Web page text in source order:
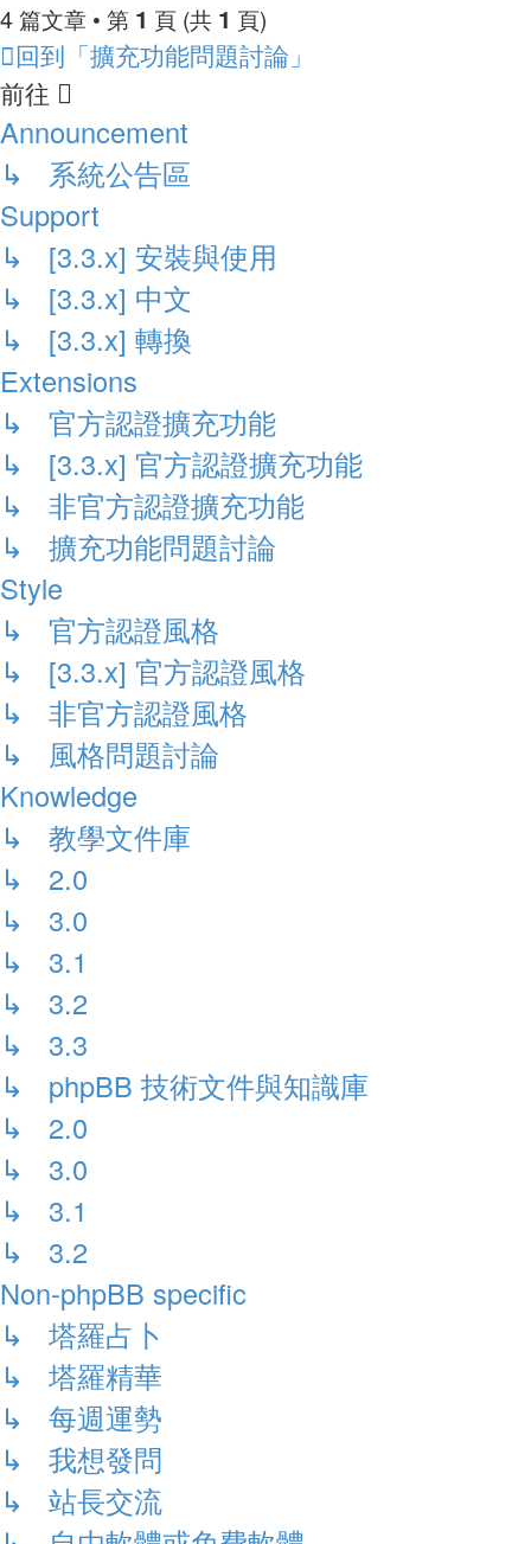
4 篇文章 • 第 1 頁 (共 1 頁)
回到「擴充功能問題討論」
前往
Announcement
↳ 系統公告區
Support
↳ [3.3.x] 安裝與使用
↳ [3.3.x] 中文
↳ [3.3.x] 轉換
Extensions
↳ 官方認證擴充功能
↳ [3.3.x] 官方認證擴充功能
↳ 非官方認證擴充功能
↳ 擴充功能問題討論
Style
↳ 官方認證風格
↳ [3.3.x] 官方認證風格
↳ 非官方認證風格
↳ 風格問題討論
Knowledge
↳ 教學文件庫
↳ 2.0
↳ 3.0
↳ 3.1
↳ 3.2
↳ 3.3
↳ phpBB 技術文件與知識庫
↳ 2.0
↳ 3.0
↳ 3.1
↳ 3.2
Non-phpBB specific
↳ 塔羅占卜
↳ 塔羅精華
↳ 每週運勢
↳ 我想發問
↳ 站長交流